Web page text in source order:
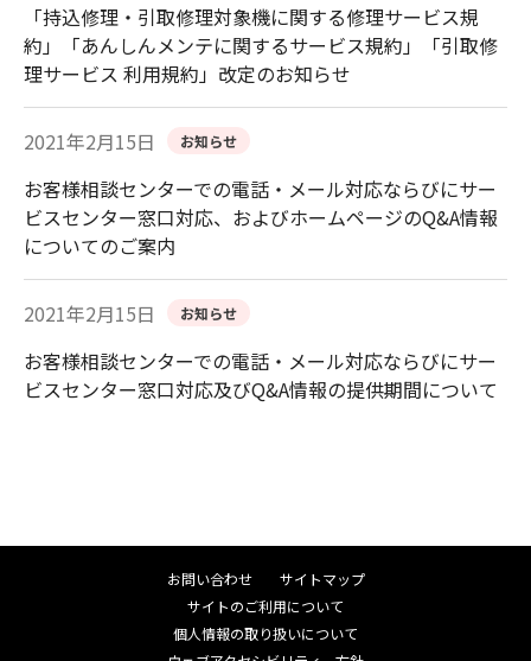
「持込修理・引取修理対象機に関する修理サービス規
約」「あんしんメンテに関するサービス規約」「引取修
理サービス 利用規約」改定のお知らせ
2021年2月15日 お知らせ
お客様相談センターでの電話・メール対応ならびにサー
ビスセンター窓口対応、およびホームページのQ&A情報
についてのご案内
2021年2月15日 お知らせ
お客様相談センターでの電話・メール対応ならびにサー
ビスセンター窓口対応及びQ&A情報の提供期間について
お問い合わせ
サイトマップ
サイトのご利用について
個人情報の取り扱いについて